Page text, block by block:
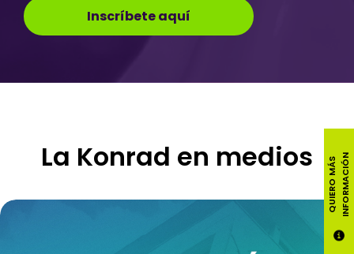
Q
U
I
E
R
O
M
Á
S
I
N
F
O
R
M
A
C
I
ÓN
Inscríbete aquí
La Konrad en medios